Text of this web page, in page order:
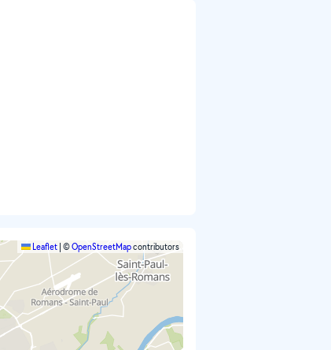
Leaflet ©OpenStreetMapcontributors